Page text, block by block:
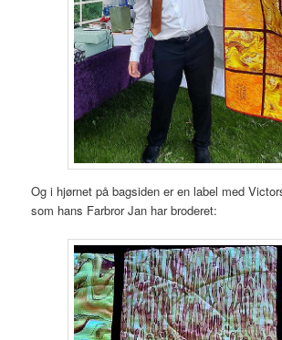
Og i hjørnet på bagsiden er en label med
som hans Farbror Jan har broderet: